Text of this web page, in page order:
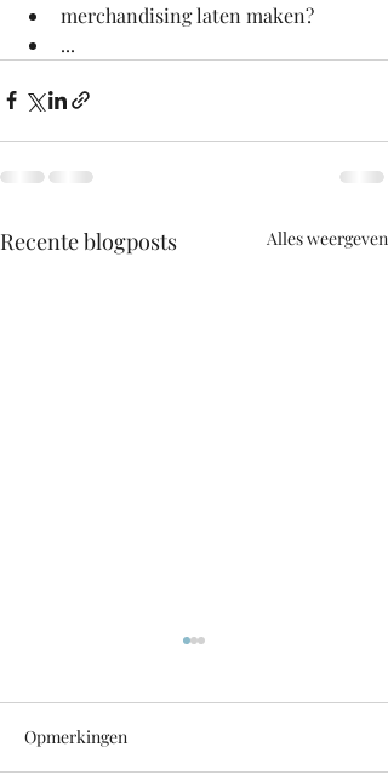
merchandising laten maken?
...
Recente blogposts Alles weergeven
Opmerkingen